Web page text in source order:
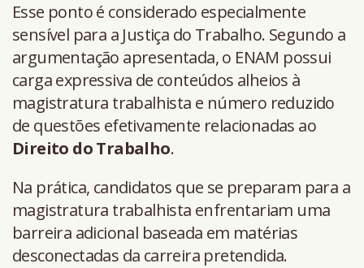
Esse ponto é considerado especialmente
sensível para a Justiça do Trabalho. Segundo a
argumentação apresentada, o ENAM possui
carga expressiva de conteúdos alheios à
magistratura trabalhista e número reduzido
de questões efetivamente relacionadas ao
Direito do Trabalho.
Na prática, candidatos que se preparam para a
magistratura trabalhista enfrentariam uma
barreira adicional baseada em matérias
desconectadas da carreira pretendida.